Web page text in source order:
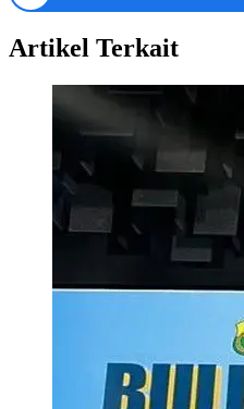
Artikel Terkait